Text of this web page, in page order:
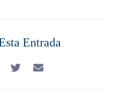
Entrada